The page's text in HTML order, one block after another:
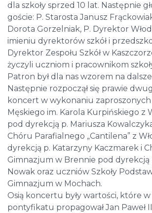
dla szkoły sprzed 10 lat. Następnie
goście: P. Starosta Janusz
Dorota Gorzelniak, P. Dyrektor
imieniu dyrektorów szkół i
Dyrektor Zespołu Szkół w
życzyli uczniom i pracownikom
Patron był dla nas wzorem na
Następnie rozpoczął się prawie
koncert w wykonaniu
Męskiego im. Karola Kurpińskiego z
pod dyrekcją p. Mariusza
Chóru Parafialnego „Cantilena” z
dyrekcją p. Katarzyny Kaczmarek i
Gimnazjum w Brennie pod dyrekcją
Nowak oraz uczniów Szkoły
Gimnazjum w Mochach.
Osią koncertu były wartości, które w
pontyfikatu propagował Jan Paweł